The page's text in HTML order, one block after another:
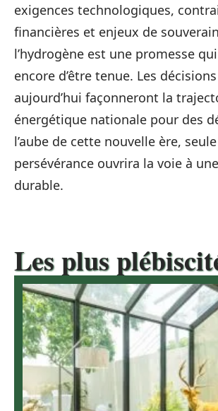
exigences technologiques,
financières et enjeux de
l’hydrogène est une promesse
encore d’être tenue. Les
aujourd’hui façonneront la
énergétique nationale pour des
l’aube de cette nouvelle ère,
persévérance ouvrira la voie à
durable.
Les plus